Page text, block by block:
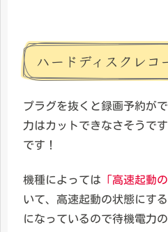
ハードディスクレコ
プラグを抜くと録画予約が
力はカットできなさそうで
です！
機種によっては 「高速起動
いて、高速起動の状態にす
になっているので待機電力